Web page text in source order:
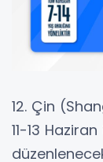
12. Çin
11-13